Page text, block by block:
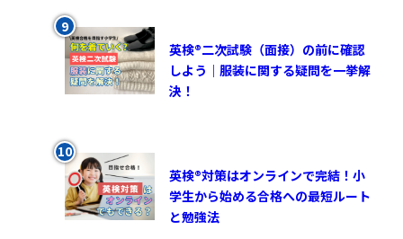
英検®︎二次試験（面接）の前に確認
しよう｜服装に関する疑問を一挙解
決！
英検®対策はオンラインで完結！小
学生から始める合格への最短ルート
と勉強法